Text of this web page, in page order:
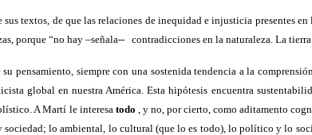
textos, de que las relaciones de inequidad e injusticia presentes
porque “no hay –señala-- contradicciones en la naturaleza. La
pensamiento, siempre con una sostenida tendencia a la
global en nuestra América. Esta hipótesis encuentra
A Martí le interesa todo , y no, por cierto, como aditamento
sociedad; lo ambiental, lo cultural (que lo es todo), lo político y lo